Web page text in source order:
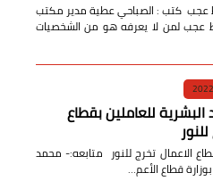
كتب : الصباحي عطية مدير مكتب
لمن لا يعرفه هو من الشخصيات
البشرية للعاملين بقطاع
الاعمال تخرج للنور متابعه:- محمد
قطاع الأعم…